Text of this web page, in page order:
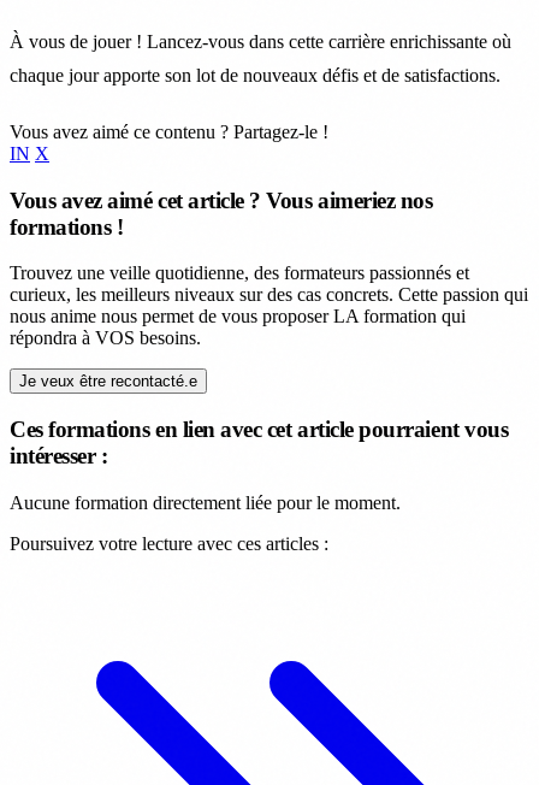
À vous de jouer ! Lancez-vous dans cette carrière enrichissante où
chaque jour apporte son lot de nouveaux défis et de satisfactions.
Vous avez aimé ce contenu ? Partagez-le !
IN X
Vous avez aimé cet article ? Vous aimeriez nos
formations !
Trouvez une veille quotidienne, des formateurs passionnés et
curieux, les meilleurs niveaux sur des cas concrets. Cette passion qui
nous anime nous permet de vous proposer LA formation qui
répondra à VOS besoins.
Je veux être recontacté.e
Ces formations en lien avec cet article pourraient vous
intéresser :
Aucune formation directement liée pour le moment.
Poursuivez votre lecture avec ces articles :